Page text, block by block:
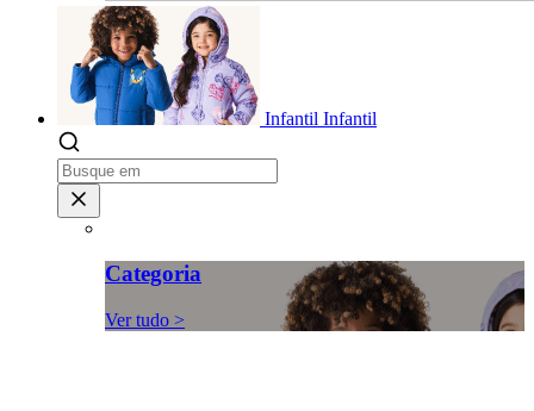
Infantil Infantil
Categoria
Ver tudo >